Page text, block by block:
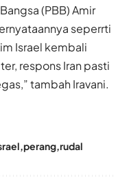
(PBB) Amir
seperrti
Israel kembali
respons Iran pasti
tambah Iravani.
perang rudal